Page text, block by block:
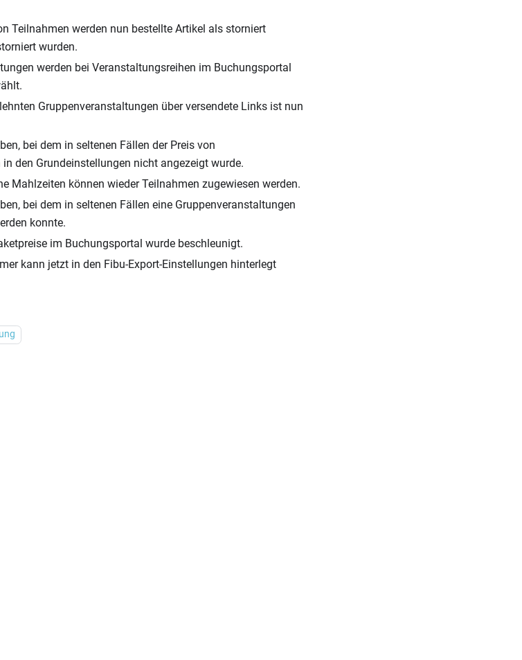
Teilnahmen werden nun bestellte Artikel als storniert
wurden.
werden bei Veranstaltungsreihen im Buchungsportal
Gruppenveranstaltungen über versendete Links ist nun
bei dem in seltenen Fällen der Preis von
in den Grundeinstellungen nicht angezeigt wurde.
Mahlzeiten können wieder Teilnahmen zugewiesen werden.
bei dem in seltenen Fällen eine Gruppenveranstaltungen
konnte.
im Buchungsportal wurde beschleunigt.
kann jetzt in den Fibu-Export-Einstellungen hinterlegt